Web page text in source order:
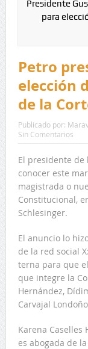
Presidente
para
Petro
elección
de la
Publicado por:
Sin Comentarios
El presidente de
conocer este
magistrada o
Constitucional,
Schlesinger.
El anuncio lo
de la red social
terna para que
que integre la
Hernández,
Carvajal
Karena Caselles
es abogada de